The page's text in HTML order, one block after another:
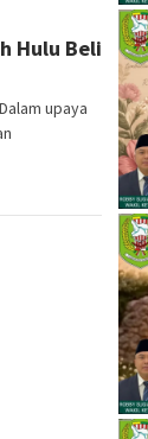
Hulu Beli
upaya